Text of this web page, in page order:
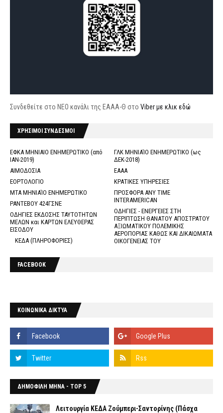
Συνδεθείτε στο ΝΕΟ κανάλι της ΕΑΑΑ-Θ στο Viber με κλικ εδώ
ΧΡΗΣΙΜΟΙ ΣΥΝΔΕΣΜΟΙ
ΕΦΚΑ ΜΗΝΙΑΙΟ ΕΝΗΜΕΡΩΤΙΚΟ (από
ΙΑΝ-2019)
ΓΛΚ ΜΗΝΙΑΊΟ ΕΝΗΜΕΡΩΤΙΚΟ (ως
ΔΕΚ-2018)
ΑΙΜΟΔΟΣΙΑ
ΕΑΑΑ
ΕΟΡΤΟΛΟΓΙΟ
ΚΡΑΤΙΚΕΣ ΥΠΗΡΕΣΙΕΣ
ΜΤΑ ΜΗΝΙΑΊΟ ΕΝΗΜΕΡΩΤΙΚΟ
ΠΡΟΣΦΟΡΑ ANY TIME
INTERAMERICAN
ΡΑΝΤΕΒΟΥ 424ΓΣΝΕ
ΟΔΗΓΙΕΣ - ΕΝΕΡΓΕΙΕΣ ΣΤΗ
ΠΕΡΙΠΤΩΣΗ ΘΑΝΑΤΟΥ ΑΠΟΣΤΡΑΤΟΥ
ΑΞΙΩΜΑΤΙΚΟΥ ΠΟΛΕΜΙΚΗΣ
ΑΕΡΟΠΟΡΙΑΣ ΚΑΘΩΣ ΚΑΙ ΔΙΚΑΙΩΜΑΤΑ
ΟΙΚΟΓΕΝΕΙΑΣ ΤΟΥ
ΟΔΗΓΙΕΣ ΕΚΔΟΣΗΣ ΤΑΥΤΟΤΗΤΩΝ
ΜΕΛΩΝ και ΚΑΡΤΩΝ ΕΛΕΥΘΕΡΑΣ
ΕΙΣΟΔΟΥ
ΚΕΔΑ (ΠΛΗΡΟΦΟΡΙΕΣ)
FACEBOOK
ΚΟΙΝΩΝΙΚΑ ΔΙΚΤΥΑ
ΔΗΜΟΦΙΛΗ ΜΗΝΑ - TOP 5
Λειτουργία ΚΕΔΑ Ζούμπερι-Σαντορίνης (Πάσχα